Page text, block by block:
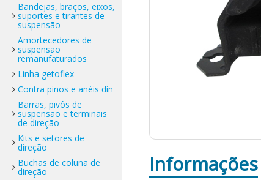
Bandejas, braços, eixos,
suportes e tirantes de
suspensão
Amortecedores de
suspensão
remanufaturados
Linha getoflex
Contra pinos e anéis din
Barras, pivôs de
suspensão e terminais
de direção
Kits e setores de
direção
Buchas de coluna de
direção
Informações